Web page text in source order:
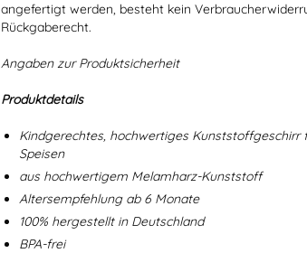
angefertigt werden, besteht kein
Rückgaberecht.
Angaben zur Produktsicherheit
Produktdetails
Kindgerechtes, hochwertiges Kunststoffgeschirr
Speisen
aus hochwertigem Melamharz-Kunststoff
Altersempfehlung ab 6 Monate
100% hergestellt in Deutschland
BPA-frei